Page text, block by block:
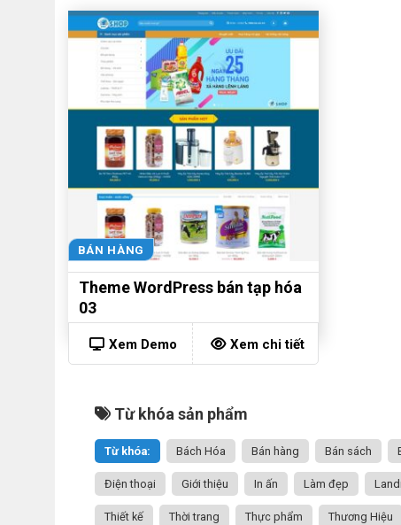
BÁN HÀNG
Theme WordPress bán tạp hóa
03
Xem Demo Xem chi tiết
Từ khóa sản phẩm
Từ khóa: Bách Hóa Bán hàng Bán sách
Điện thoại Giới thiệu In ấn Làm đẹp
Thiết kế Thời trang Thực phẩm Thương Hiệu